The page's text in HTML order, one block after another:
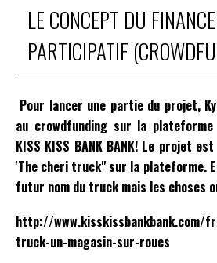
LE CONCEPT DU
PARTICIPATIF
Pour lancer une partie du projet,
au crowdfunding sur la plateforme
KISS KISS BANK BANK! Le projet
'The cheri truck" sur la plateforme.
futur nom du truck mais les choses
http://
truck-un-magasin-sur-roues